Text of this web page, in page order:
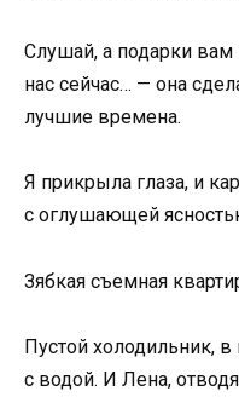
Слушай, а подарки
нас сейчас… — она
лучшие времена.
Я прикрыла глаза, и
с оглушающей
Зябкая съемная
Пустой холодильник,
с водой. И Лена,